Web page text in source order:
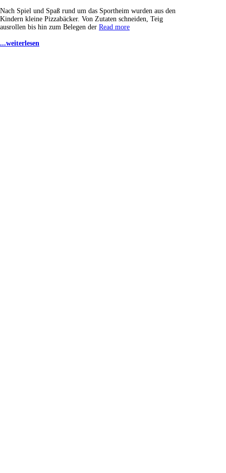
Nach Spiel und Spaß rund um das Sportheim wurden aus den
Kindern kleine Pizzabäcker. Von Zutaten schneiden, Teig
ausrollen bis hin zum Belegen der Read more
...weiterlesen